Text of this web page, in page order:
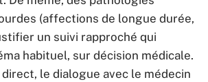
(affections de longue durée,
un suivi rapproché qui
habituel, sur décision médicale.
le dialogue avec le médecin